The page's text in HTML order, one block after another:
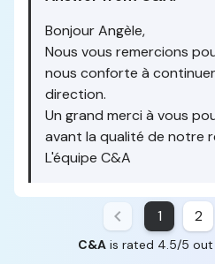
Bonjour Angèle,
Nous vous remercions
nous conforte à
direction.
Un grand merci à vous
avant la qualité de notre
L'équipe C&A
1 2
C&A is rated 4.5/5 out